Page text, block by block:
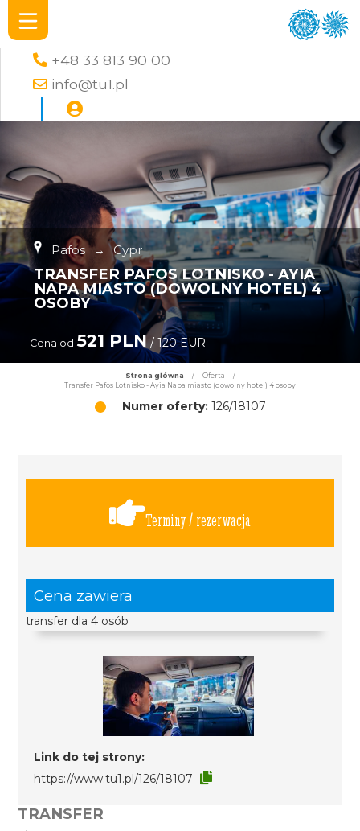
+48 33 813 90 00
info@tu1.pl
Pafos → Cypr
TRANSFER PAFOS LOTNISKO - AYIA
NAPA MIASTO (DOWOLNY HOTEL) 4
OSOBY
Cena od 521 PLN/ 120 EUR
Strona główna / Oferta
/
Transfer Pafos Lotnisko - Ayia Napa miasto (dowolny hotel) 4 osoby
Numer oferty:126/18107
Terminy / rezerwacja
Cena zawiera
transfer dla 4 osób
Link do tej strony:
https://www.tu1.pl/126/18107
TRANSFER